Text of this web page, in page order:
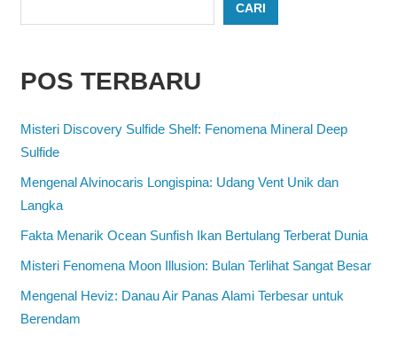
CARI
POS TERBARU
Misteri Discovery Sulfide Shelf: Fenomena Mineral Deep
Sulfide
Mengenal Alvinocaris Longispina: Udang Vent Unik dan
Langka
Fakta Menarik Ocean Sunfish Ikan Bertulang Terberat Dunia
Misteri Fenomena Moon Illusion: Bulan Terlihat Sangat Besar
Mengenal Heviz: Danau Air Panas Alami Terbesar untuk
Berendam